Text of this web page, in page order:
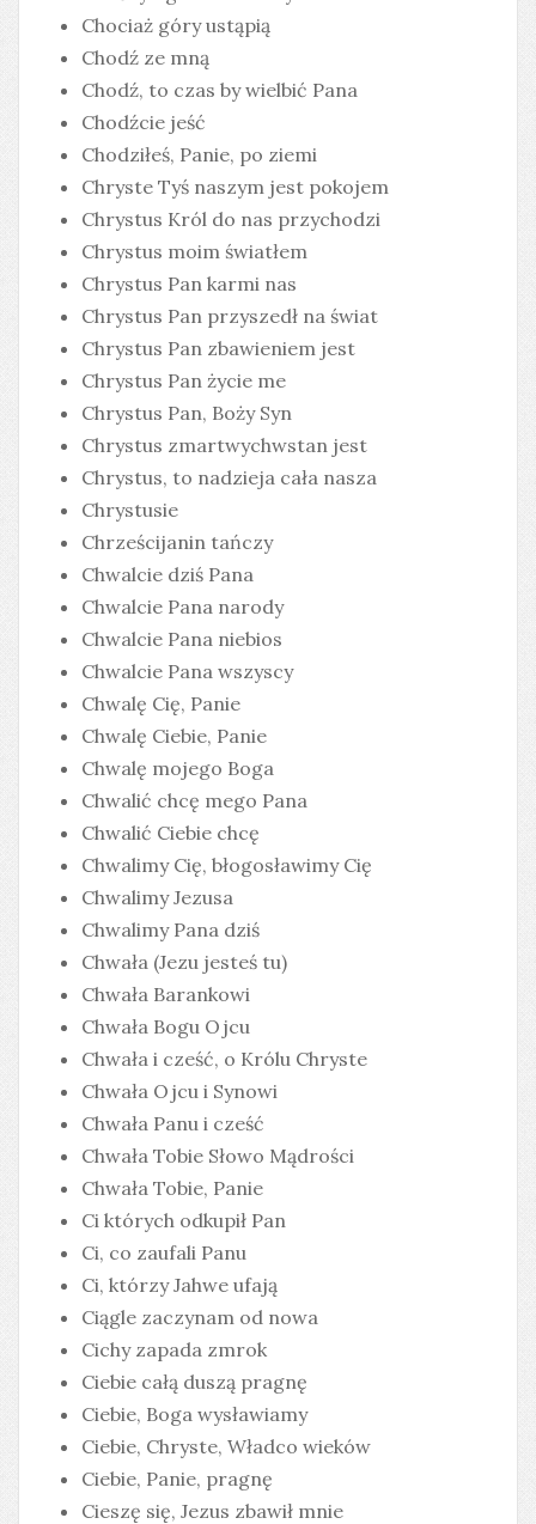
Chociaż góry ustąpią
Chodź ze mną
Chodź, to czas by wielbić Pana
Chodźcie jeść
Chodziłeś, Panie, po ziemi
Chryste Tyś naszym jest pokojem
Chrystus Król do nas przychodzi
Chrystus moim światłem
Chrystus Pan karmi nas
Chrystus Pan przyszedł na świat
Chrystus Pan zbawieniem jest
Chrystus Pan życie me
Chrystus Pan, Boży Syn
Chrystus zmartwychwstan jest
Chrystus, to nadzieja cała nasza
Chrystusie
Chrześcijanin tańczy
Chwalcie dziś Pana
Chwalcie Pana narody
Chwalcie Pana niebios
Chwalcie Pana wszyscy
Chwalę Cię, Panie
Chwalę Ciebie, Panie
Chwalę mojego Boga
Chwalić chcę mego Pana
Chwalić Ciebie chcę
Chwalimy Cię, błogosławimy Cię
Chwalimy Jezusa
Chwalimy Pana dziś
Chwała (Jezu jesteś tu)
Chwała Barankowi
Chwała Bogu Ojcu
Chwała i cześć, o Królu Chryste
Chwała Ojcu i Synowi
Chwała Panu i cześć
Chwała Tobie Słowo Mądrości
Chwała Tobie, Panie
Ci których odkupił Pan
Ci, co zaufali Panu
Ci, którzy Jahwe ufają
Ciągle zaczynam od nowa
Cichy zapada zmrok
Ciebie całą duszą pragnę
Ciebie, Boga wysławiamy
Ciebie, Chryste, Władco wieków
Ciebie, Panie, pragnę
Cieszę się, Jezus zbawił mnie